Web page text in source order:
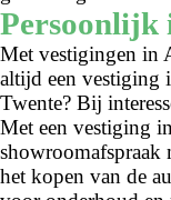
Persoonlijk
Met vestigingen in
altijd een vestiging
Twente? Bij
Met een vestiging
showroomafspraak
het kopen van de